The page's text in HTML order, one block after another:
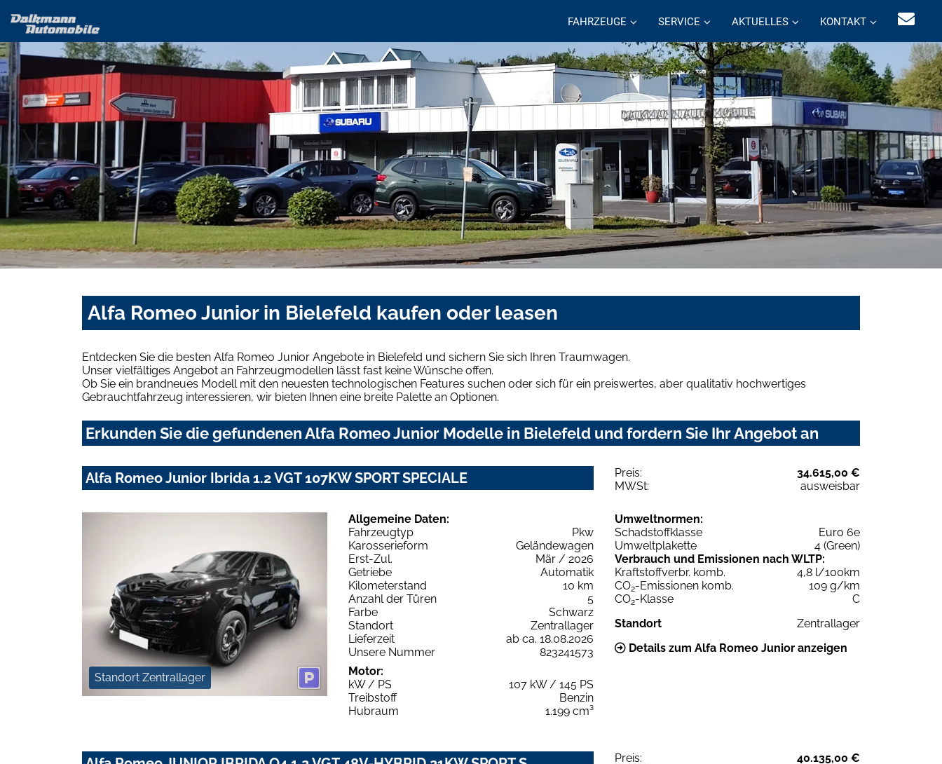
FAHRZEUGE SERVICE AKTUELLES KONTAKT
Alfa Romeo Junior in Bielefeld kaufen oder leasen
Entdecken Sie die besten Alfa Romeo Junior Angebote in Bielefeld und sichern Sie sich Ihren Traumwagen.
Unser vielfältiges Angebot an Fahrzeugmodellen lässt fast keine Wünsche offen.
Ob Sie ein brandneues Modell mit den neuesten technologischen Features suchen oder sich für ein preiswertes, aber qualitativ hochwertiges
Gebrauchtfahrzeug interessieren, wir bieten Ihnen eine breite Palette an Optionen.
Erkunden Sie die gefundenen Alfa Romeo Junior Modelle in Bielefeld und fordern Sie Ihr Angebot an
Alfa Romeo Junior Ibrida 1.2 VGT 107KW SPORT SPECIALE Preis:
34.615,00 €
MWSt:
ausweisbar
Standort Zentrallager
Allgemeine Daten:
Fahrzeugtyp
Pkw
Karosserieform
Geländewagen
Erst-Zul.
Mär / 2026
Getriebe
Automatik
Kilometerstand
10 km
Anzahl der Türen
5
Farbe
Schwarz
Standort
Zentrallager
Lieferzeit
ab ca. 18.08.2026
Unsere Nummer
823241573
Motor:
kW / PS
107 kW / 145 PS
Treibstoff
Benzin
Hubraum
1.199 cm³
Umweltnormen:
Schadstoffklasse
Euro 6e
Umweltplakette
4 (Green)
Verbrauch und Emissionen nach WLTP:
Kraftstoffverbr. komb.
4,8 l/100km
CO2-Emissionen komb.
109 g/km
CO2-Klasse
C
Standort
Zentrallager
Details zum Alfa Romeo Junior anzeigen
Preis:
40.135,00 €